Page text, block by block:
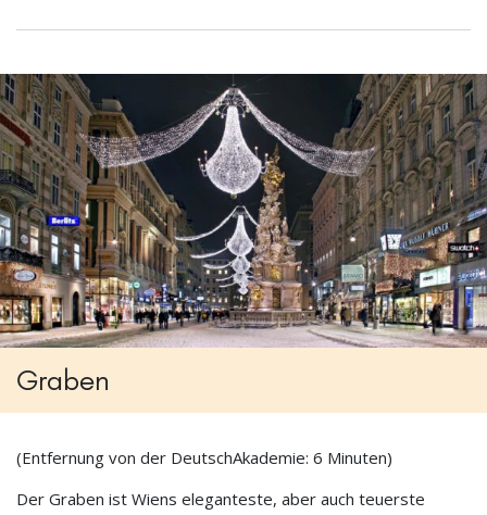
Graben
(Entfernung von der DeutschAkademie: 6 Minuten)
Der Graben ist Wiens eleganteste, aber auch teuerste